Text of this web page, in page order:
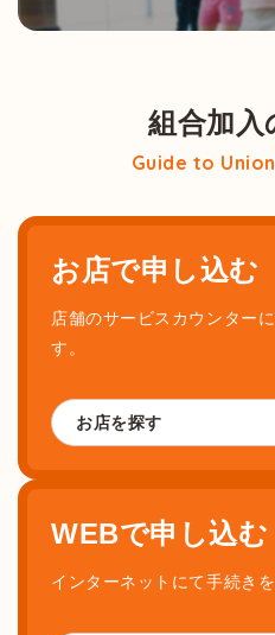
組合加入
Guide to
お店で申し込む
店舗のサービスカウンター
す。
お店を探す
WEBで申し込む
インターネットにて手続き